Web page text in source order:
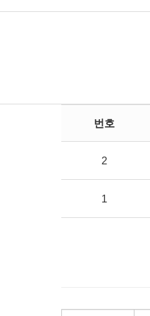
번호
2
1